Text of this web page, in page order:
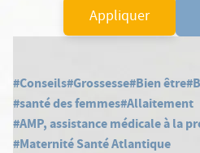
Appliquer
#Conseils#Grossesse#Bien être
#santé des femmes#Allaitement
#AMP, assistance médicale à la
#Maternité Santé Atlantique